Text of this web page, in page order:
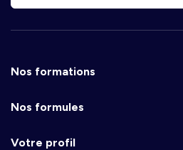
Nos formations
Nos formules
Votre profil